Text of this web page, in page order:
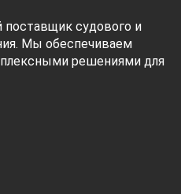
судового и
Мы обеспечиваем
решениями для